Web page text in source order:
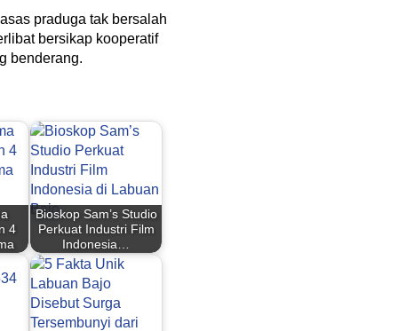
praduga tak bersalah
bersikap kooperatif
benderang.
4
Bioskop Sam’s Studio
Perkuat Industri Film
Indonesia…